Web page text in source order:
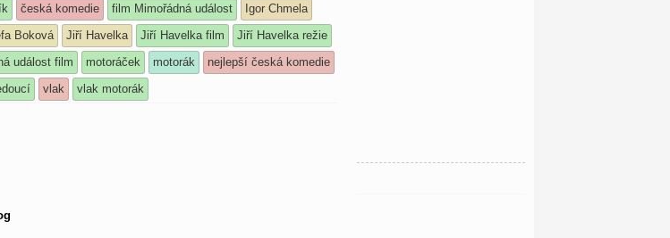
česká komedie film Mimořádná událost
Igor Chmela
Boková Jiří Havelka Jiří Havelka film
Jiří Havelka režie
událost film motoráček motorák
nejlepší česká komedie
vlak vlak motorák